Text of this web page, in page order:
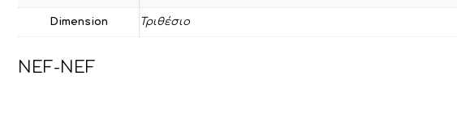
Dimension Τριθέσιο
NEF-NEF